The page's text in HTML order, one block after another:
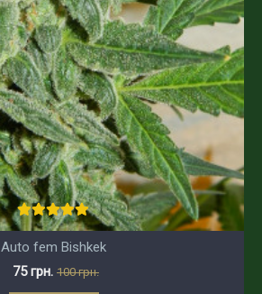
Auto fem Bishkek
75 грн. 100 грн.